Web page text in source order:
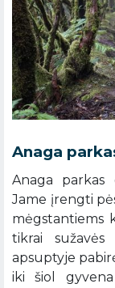
Anaga
Anaga parkas
Jame įrengti
mėgstantiems
tikrai
apsuptyje
iki šiol